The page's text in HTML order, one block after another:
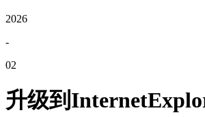
2026
-
02
升级到